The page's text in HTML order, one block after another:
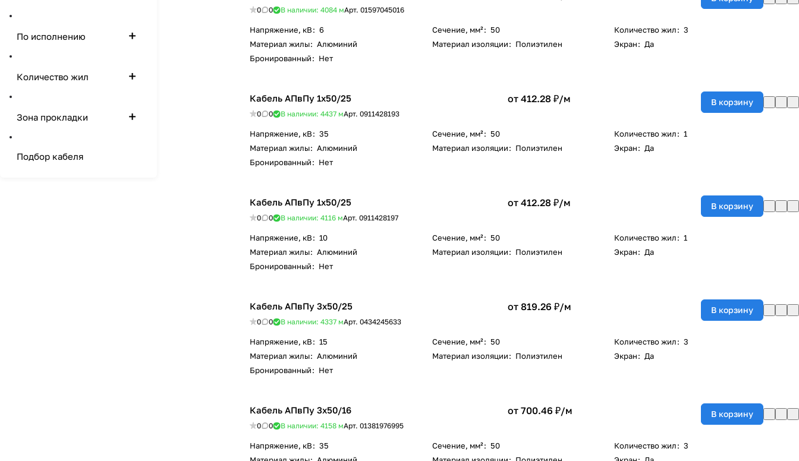
0 0 В наличии: 4084 мАрт. 01597045016
Напряжение, кВ: 6 Сечение, мм²: 50 Количество жил: 3
Материал жилы: Алюминий Материал изоляции: Полиэтилен Экран: Да
Бронированный: Нет
Кабель АПвПу 1х50/25
0 0 В наличии: 4437 мАрт. 0911428193
от 412.28 ₽/м В корзину
Напряжение, кВ: 35 Сечение, мм²: 50 Количество жил: 1
Материал жилы: Алюминий Материал изоляции: Полиэтилен Экран: Да
Бронированный: Нет
Кабель АПвПу 1х50/25
0 0 В наличии: 4116 мАрт. 0911428197
от 412.28 ₽/м В корзину
Напряжение, кВ: 10 Сечение, мм²: 50 Количество жил: 1
Материал жилы: Алюминий Материал изоляции: Полиэтилен Экран: Да
Бронированный: Нет
Кабель АПвПу 3х50/25
0 0 В наличии: 4337 мАрт. 0434245633
от 819.26 ₽/м В корзину
Напряжение, кВ: 15 Сечение, мм²: 50 Количество жил: 3
Материал жилы: Алюминий Материал изоляции: Полиэтилен Экран: Да
Бронированный: Нет
Кабель АПвПу 3х50/16
0 0 В наличии: 4158 мАрт. 01381976995
от 700.46 ₽/м В корзину
Напряжение, кВ: 35 Сечение, мм²: 50 Количество жил: 3
По исполнению
Количество жил
Зона прокладки
Подбор кабеля